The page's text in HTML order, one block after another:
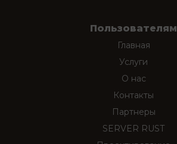
Пользователям
Главная
Услуги
О нас
Контакты
Партнеры
SERVER RUST